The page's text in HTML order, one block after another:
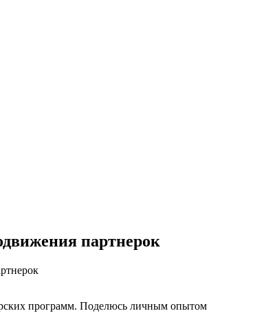
партнерок
программ. Поделюсь личным опытом